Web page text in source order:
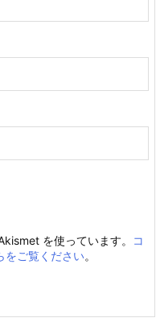
を使っています。
コ
をご覧ください。